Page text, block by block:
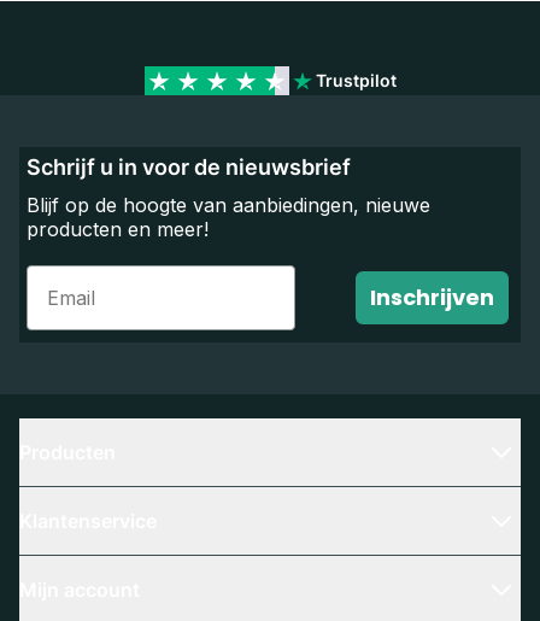
Trustpilot
Schrijf u in voor de nieuwsbrief
Blijf op de hoogte van aanbiedingen, nieuwe
producten en meer!
Email
Inschrijven